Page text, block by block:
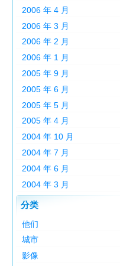
2006 年 4 月
2006 年 3 月
2006 年 2 月
2006 年 1 月
2005 年 9 月
2005 年 6 月
2005 年 5 月
2005 年 4 月
2004 年 10 月
2004 年 7 月
2004 年 6 月
2004 年 3 月
分类
他们
城市
影像